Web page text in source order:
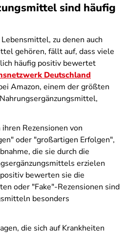
sind häufig
zu denen auch
gehören, fällt auf, dass viele
häufig positiv bewertet
Deutschland
Amazon, einem der größten
Rezensionen von
oder "großartigen Erfolgen",
die sie durch die
erzielen
bewerten sie die
oder "Fake"-Rezensionen sind
besonders
die sich auf Krankheiten